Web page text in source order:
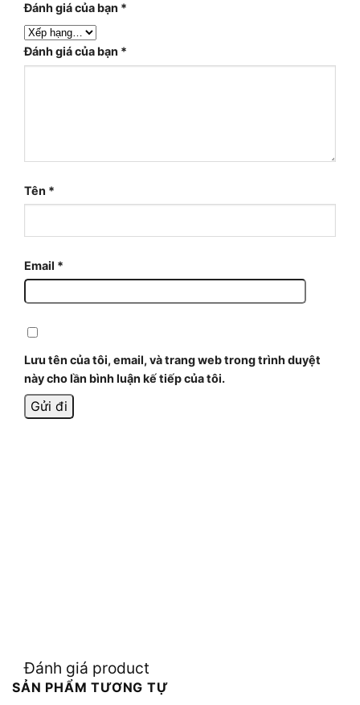
Đánh giá của bạn *
Đánh giá của bạn *
Tên *
Email *
Lưu tên của tôi, email, và trang web trong trình duyệt
này cho lần bình luận kế tiếp của tôi.
Đánh giá product
SẢN PHẨM TƯƠNG TỰ